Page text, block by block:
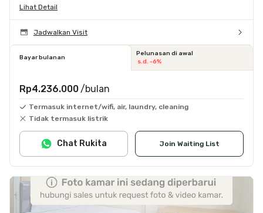
Lihat Detail
Jadwalkan Visit
Bayar bulanan
Pelunasan di awal
s.d. -6%
Rp4.236.000 /bulan
Termasuk internet/wifi, air, laundry, cleaning
Tidak termasuk listrik
Join Waiting List
Chat Rukita